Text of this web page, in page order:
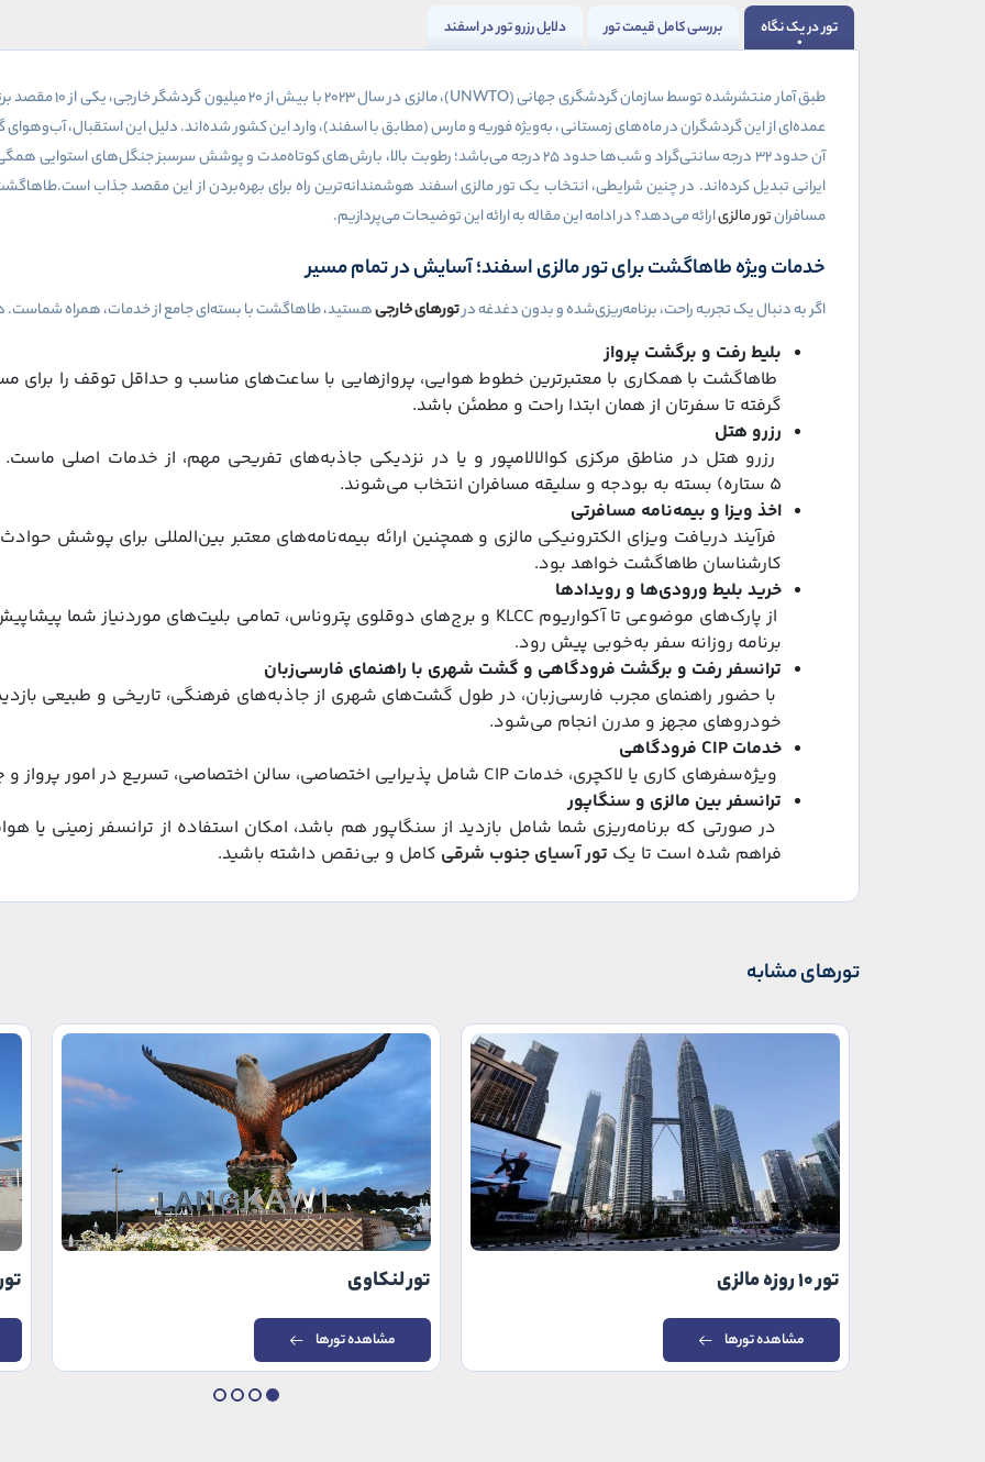
تور در یک نگاه بررسی کامل قیمت تور دلایل رزرو تور در اسفند
طبق آمار منتشرشده توسط سازمان گردشگری جهانی (UNWTO)، مالزی در سال۲۰۲۳با بیش از۲۰میلیون گردشگر خارجی، یکی از۱۰مقصد
عمده‌ای از این گردشگران در ماه‌های زمستانی، به‌ویژه فوریه و مارس (مطابق با اسفند)، وارد این کشور شده‌اند. دلیل این استقبال،
آن حدود۳۲درجه سانتی‌گراد و شب‌ها حدود۲۵درجه می‌باشد؛ رطوبت بالا، بارش‌های کوتاه‌مدت و پوشش سرسبز جنگل‌های استوایی
ایرانی تبدیل کرده‌اند. در چنین شرایطی، انتخاب یک تور مالزی اسفند هوشمندانه‌ترین راه برای بهره‌بردن از این مقصد جذاب
مسافرانتور مالزیارائه می‌دهد؟ در ادامه این مقاله به ارائه این توضیحات می‌پردازیم.
خدمات ویژه طاهاگشت برای تور مالزی اسفند؛ آسایش در تمام مسیر
اگر به دنبال یک تجربه راحت، برنامه‌ریزی‌شده و بدون دغدغه درتورهای خارجیهستید، طاهاگشت با بسته‌ای جامع از خدمات، همراه شماست.
بلیط رفت و برگشت پرواز
طاهاگشت با همکاری با معتبرترین خطوط هوایی، پروازهایی با ساعت‌های مناسب و حداقل توقف را برای
گرفته تا سفرتان از همان ابتدا راحت و مطمئن باشد.
رزرو هتل
رزرو هتل در مناطق مرکزی کوالالامپور و یا در نزدیکی جاذبه‌های تفریحی مهم، از خدمات اصلی
۵ ستاره) بسته به بودجه و سلیقه مسافران انتخاب می‌شوند.
اخذ ویزا و بیمه‌نامه مسافرتی
فرآیند دریافت ویزای الکترونیکی مالزی و همچنین ارائه بیمه‌نامه‌های معتبر بین‌المللی برای پوشش
کارشناسان طاهاگشت خواهد بود.
خرید بلیط ورودی‌ها و رویدادها
از پارک‌های موضوعی تا آکواریوم KLCC و برج‌های دوقلوی پتروناس، تمامی بلیت‌های موردنیاز شما
برنامه روزانه سفر به‌خوبی پیش رود.
ترانسفر رفت و برگشت فرودگاهی و گشت شهری با راهنمای فارسی‌زبان
با حضور راهنمای مجرب فارسی‌زبان، در طول گشت‌های شهری از جاذبه‌های فرهنگی، تاریخی و طبیعی
خودروهای مجهز و مدرن انجام می‌شود.
خدمات CIP فرودگاهی
ویژه‌سفرهای کاری یا لاکچری، خدمات CIP شامل پذیرایی اختصاصی، سالن اختصاصی، تسریع در امور
ترانسفر بین مالزی و سنگاپور
در صورتی که برنامه‌ریزی شما شامل بازدید از سنگاپور هم باشد، امکان استفاده از ترانسفر زمینی
فراهم شده است تا یک تور آسیای جنوب شرقی کامل و بی‌نقص داشته باشید.
تورهای مشابه
تور 10 روزه مالزی
مشاهده تورها
تور لنکاوی
مشاهده تورها